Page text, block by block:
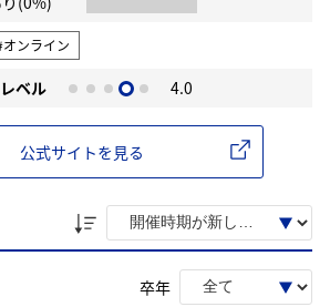
ンライン
ベル 4.0
公式サイトを見る
卒年